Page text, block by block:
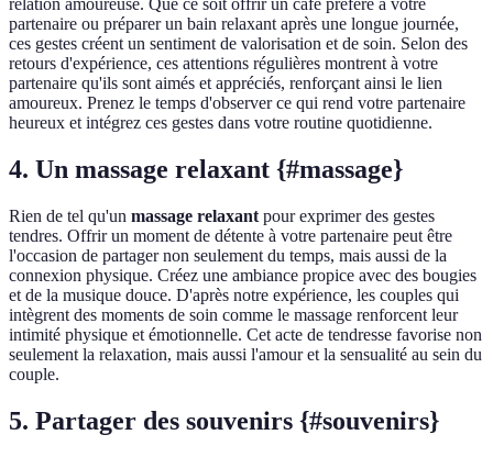
relation amoureuse. Que ce soit offrir un café préféré à votre
partenaire ou préparer un bain relaxant après une longue journée,
ces gestes créent un sentiment de valorisation et de soin. Selon des
retours d'expérience, ces attentions régulières montrent à votre
partenaire qu'ils sont aimés et appréciés, renforçant ainsi le lien
amoureux. Prenez le temps d'observer ce qui rend votre partenaire
heureux et intégrez ces gestes dans votre routine quotidienne.
4. Un massage relaxant {#massage}
Rien de tel qu'un massage relaxant pour exprimer des gestes
tendres. Offrir un moment de détente à votre partenaire peut être
l'occasion de partager non seulement du temps, mais aussi de la
connexion physique. Créez une ambiance propice avec des bougies
et de la musique douce. D'après notre expérience, les couples qui
intègrent des moments de soin comme le massage renforcent leur
intimité physique et émotionnelle. Cet acte de tendresse favorise non
seulement la relaxation, mais aussi l'amour et la sensualité au sein du
couple.
5. Partager des souvenirs {#souvenirs}